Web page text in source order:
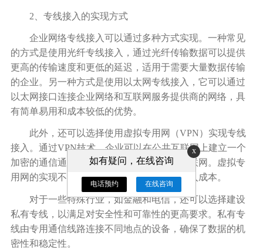
2、专线接入的实现方式
企业网络专线接入可以通过多种方式实现。一种常见
的方式是使用光纤专线接入，通过光纤传输数据可以提供
更高的传输速度和更低的延迟，适用于需要大量数据传输
的企业。另一种方式是使用以太网专线接入，它可以通过
以太网接口连接企业网络和互联网服务提供商的网络，具
有简单易用和成本较低的优势。
此外，还可以选择使用虚拟专用网（VPN）实现专线
接入。通过VPN技术，企业可以在公共互联网上建立一个
加密的通信通道，实现远程办公和分支机构联网。虚拟专
用网的实现不需要建设物理专线，降低了接入成本。
对于一些特殊行业，如金融和电信，还可以选择建设
私有专线，以满足对安全性和可靠性的更高要求。私有专
线由专用通信线路连接不同地点的设备，确保了数据的机
密性和稳定性。
x
如有疑问，在线咨询
电话预约 在线咨询